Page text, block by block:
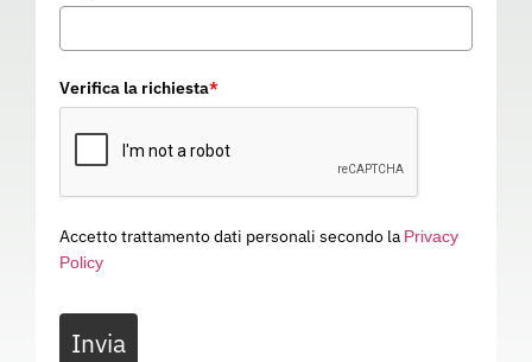
BLACK S5 FO SR
Verifica la richiesta*
Accetto trattamento dati personali secondo la Privacy
Policy
Invia